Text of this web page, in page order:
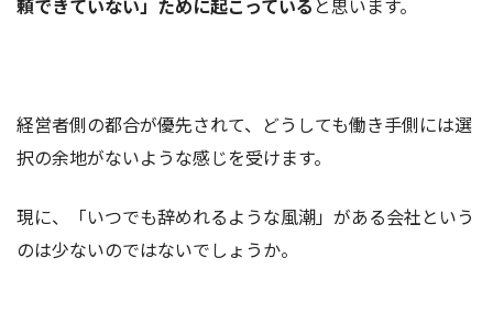
頼できていない」ために起こっている と思います。
経営者側の都合が優先されて、どうしても働き手側には選
択の余地がないような感じを受けます。
現に、「いつでも辞めれるような風潮」がある会社という
のは少ないのではないでしょうか。